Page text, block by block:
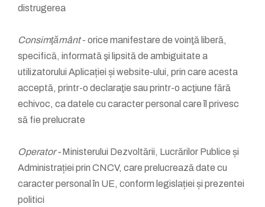
distrugerea
Consimţământ- orice manifestare de voinţă liberă,
specifică, informată şi lipsită de ambiguitate a
utilizatorului Aplicației și website-ului, prin care acesta
acceptă, printr-o declaraţie sau printr-o acţiune fără
echivoc, ca datele cu caracter personal care îl privesc
să fie prelucrate
Operator -Ministerului Dezvoltării, Lucrărilor Publice și
Administrației prin CNCV, care prelucrează date cu
caracter personal în UE, conform legislației și prezentei
politici